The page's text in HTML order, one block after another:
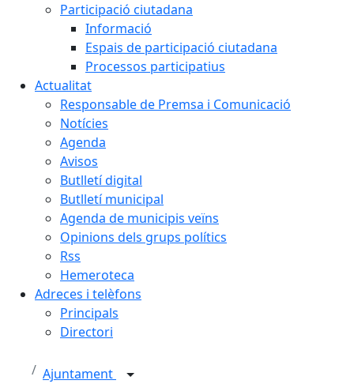
Participació ciutadana
Informació
Espais de participació ciutadana
Processos participatius
Actualitat
Responsable de Premsa i Comunicació
Notícies
Agenda
Avisos
Butlletí digital
Butlletí municipal
Agenda de municipis veïns
Opinions dels grups polítics
Rss
Hemeroteca
Adreces i telèfons
Principals
Directori
Ajuntament